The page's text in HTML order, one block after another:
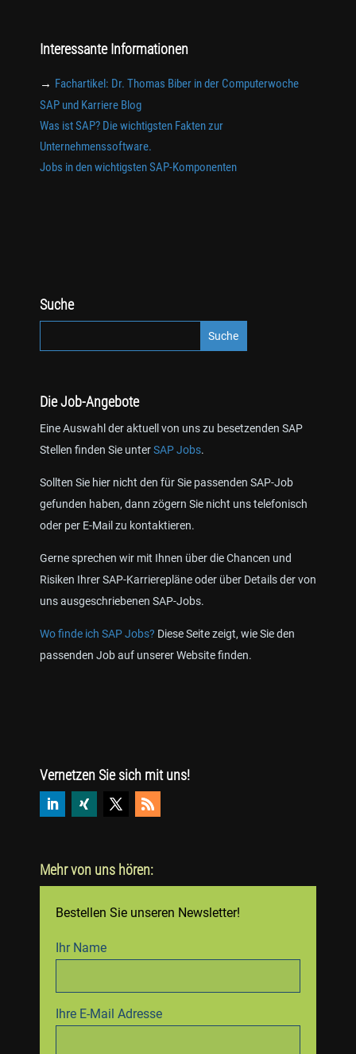
Interessante Informationen
→ Fachartikel: Dr. Thomas Biber in der Computerwoche
SAP und Karriere Blog
Was ist SAP? Die wichtigsten Fakten zur
Unternehmenssoftware.
Jobs in den wichtigsten SAP-Komponenten
Suche
Die Job-Angebote
Eine Auswahl der aktuell von uns zu besetzenden SAP
Stellen finden Sie unterSAP Jobs.
Sollten Sie hier nicht den für Sie passenden SAP-Job
gefunden haben, dann zögern Sie nicht uns telefonisch
oder per E-Mail zu kontaktieren.
Gerne sprechen wir mit Ihnen über die Chancen und
Risiken Ihrer SAP-Karrierepläne oder über Details der von
uns ausgeschriebenen SAP-Jobs.
Wo finde ich SAP Jobs? Diese Seite zeigt, wie Sie den
passenden Job auf unserer Website finden.
Vernetzen Sie sich mit uns!
Mehr von uns hören:
Bestellen Sie unseren Newsletter!
Ihr Name
Ihre E-Mail Adresse